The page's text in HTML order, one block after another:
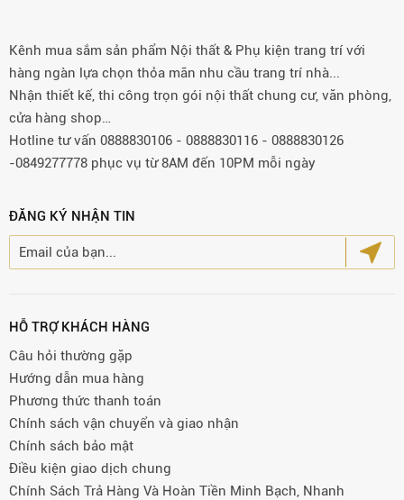
Kênh mua sắm sản phẩm Nội thất & Phụ kiện trang trí với
hàng ngàn lựa chọn thỏa mãn nhu cầu trang trí nhà...
Nhận thiết kế, thi công trọn gói nội thất chung cư, văn phòng,
cửa hàng shop…
Hotline tư vấn 0888830106 - 0888830116 - 0888830126
-0849277778 phục vụ từ 8AM đến 10PM mỗi ngày
ĐĂNG KÝ NHẬN TIN
HỖ TRỢ KHÁCH HÀNG
Câu hỏi thường gặp
Hướng dẫn mua hàng
Phương thức thanh toán
Chính sách vận chuyển và giao nhận
Chính sách bảo mật
Điều kiện giao dịch chung
Chính Sách Trả Hàng Và Hoàn Tiền Minh Bạch, Nhanh